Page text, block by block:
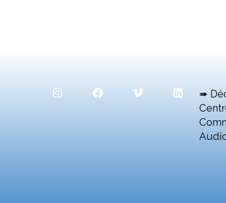
InstagramFacebookVimeo LinkedIn
➠